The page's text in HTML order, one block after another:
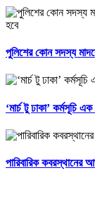
পুলিশের কোন সদস্য
‘মার্চ টু ঢাকা’ কর্মসূচি
পারিবারিক কবরস্থানের